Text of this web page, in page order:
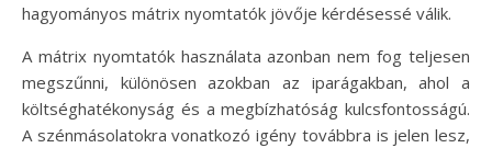
hagyományos mátrix nyomtatók jövője kérdésessé válik.
A mátrix nyomtatók használata azonban nem fog teljesen
megszűnni, különösen azokban az iparágakban, ahol a
költséghatékonyság és a megbízhatóság kulcsfontosságú.
A szénmásolatokra vonatkozó igény továbbra is jelen lesz,